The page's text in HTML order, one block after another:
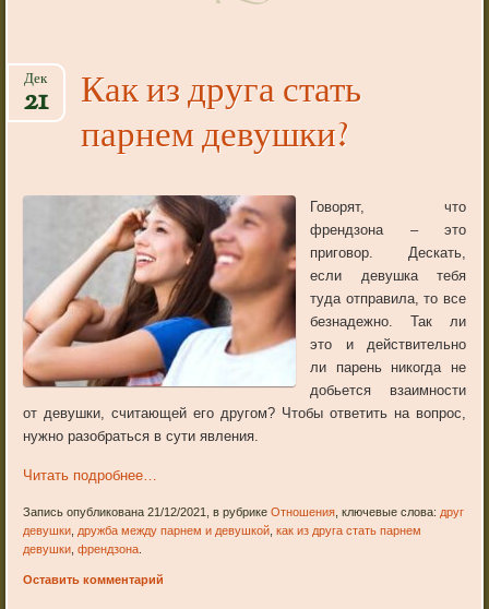
Как из друга стать
парнем девушки?
Дек
21
Говорят, что
френдзона – это
приговор. Дескать,
если девушка тебя
туда отправила, то все
безнадежно. Так ли
это и действительно
ли парень никогда не
добьется взаимности
от девушки, считающей его другом? Чтобы ответить на вопрос,
нужно разобраться в сути явления.
Читать подробнее…
Запись опубликована 21/12/2021, в рубрикеОтношения , ключевые слова: друг
девушки дружба между парнем и девушкой ,как из друга стать парнем
девушки ,френдзона
Оставить комментарий